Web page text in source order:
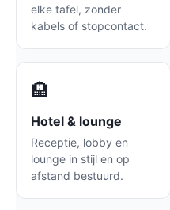
elke tafel, zonder
kabels of stopcontact.
🏨
Hotel & lounge
Receptie, lobby en
lounge in stijl en op
afstand bestuurd.